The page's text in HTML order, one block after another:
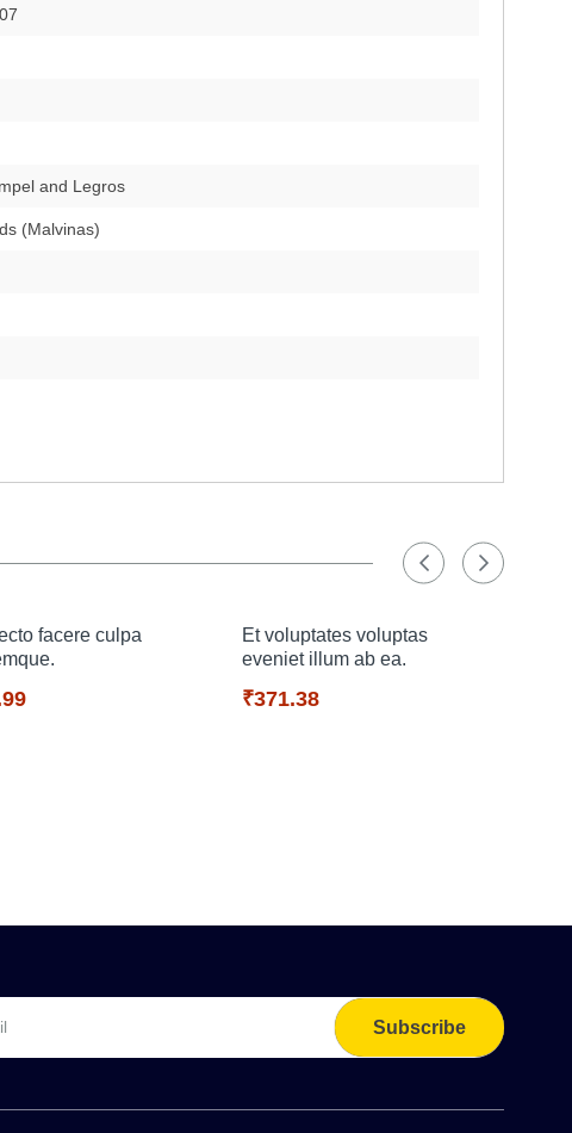
and Legros
(Malvinas)
facere culpa
Et voluptates voluptas
eveniet illum ab ea.
₹371.38
Subscribe